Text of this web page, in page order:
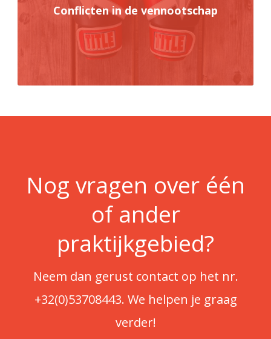
Conflicten in de vennootschap
Nog vragen over één
of ander
praktijkgebied?
Neem dan gerust contact op het nr.
+32(0)53708443. We helpen je graag
verder!